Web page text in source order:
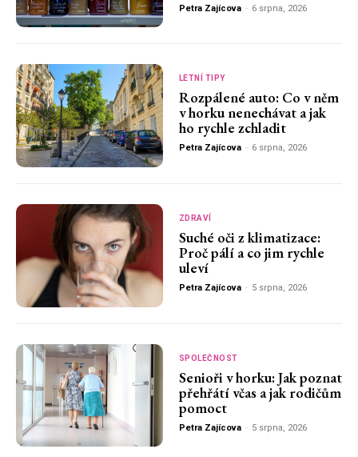
Petra Zajícova - 6 srpna, 2026
LETNÍ TIPY
Rozpálené auto: Co v něm
v horku nenechávat a jak
ho rychle zchladit
Petra Zajícova - 6 srpna, 2026
ZDRAVÍ
Suché oči z klimatizace:
Proč pálí a co jim rychle
uleví
Petra Zajícova - 5 srpna, 2026
SPOLEČNOST
Senioři v horku: Jak poznat
přehřátí včas a jak rodičům
pomoct
Petra Zajícova - 5 srpna, 2026